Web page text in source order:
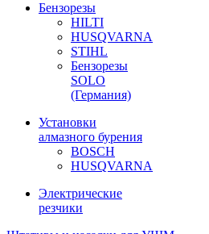
Бензорезы
HILTI
HUSQVARNA
STIHL
Бензорезы
SOLO
(Германия)
Установки
алмазного бурения
BOSCH
HUSQVARNA
Электрические
резчики